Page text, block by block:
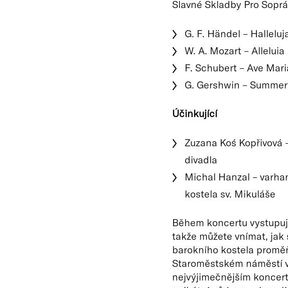
Slavné Skladby Pro
G. F. Händel –
W. A. Mozart – Alleluia
F. Schubert – Ave
G. Gershwin –
Účinkující
Zuzana Koś
divadla
Michal Hanzal –
kostela sv. Mikuláše
Během koncertu
takže můžete vnímat, jak
barokního kostela
Staroměstském náměstí
nejvýjimečnějším